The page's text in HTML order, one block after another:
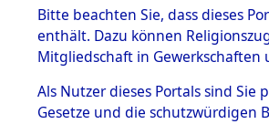
BESTÄNDE
1.
mente
5. Verschiedenes
Bitte beachten Sie, dass dieses
enthält. Dazu können
Mitgliedschaft in
Als Nutzer dieses Portals sind
Gesetze und die schutzwürdigen